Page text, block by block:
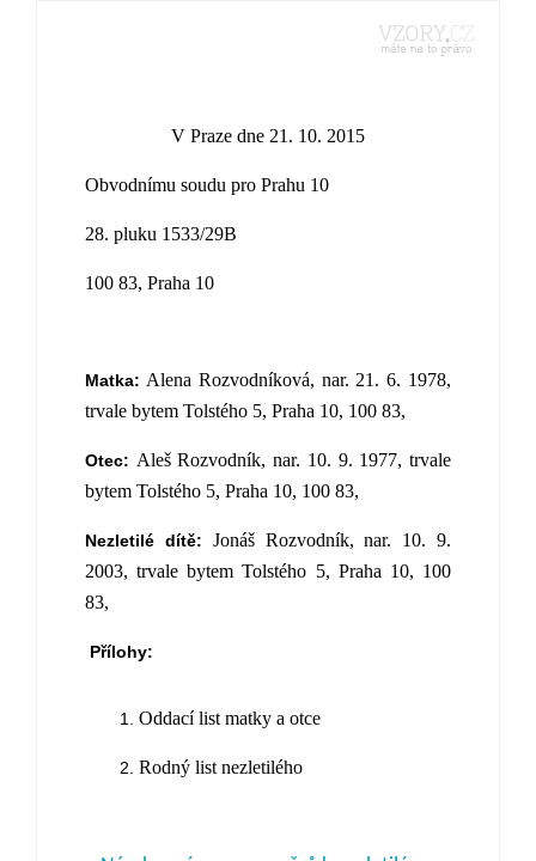
V Praze dne 21. 10. 2015
Obvodnímu soudu pro Prahu 10
28. pluku 1533/29B
100 83, Praha 10
Matka: Alena Rozvodníková, nar. 21. 6. 1978,
trvale bytem Tolstého 5, Praha 10, 100 83,
Otec: Aleš Rozvodník, nar. 10. 9. 1977, trvale
bytem Tolstého 5, Praha 10, 100 83,
Nezletilé dítě: Jonáš Rozvodník, nar. 10. 9.
2003, trvale bytem Tolstého 5, Praha 10, 100
83,
Přílohy:
Oddací list matky a otce
Rodný list nezletilého